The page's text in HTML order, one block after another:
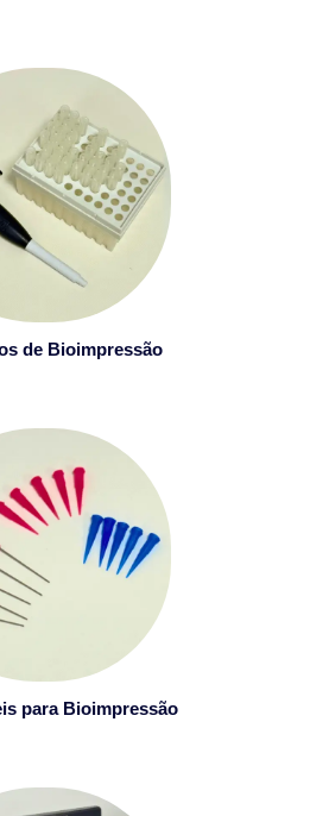
de Bioimpressão
para Bioimpressão